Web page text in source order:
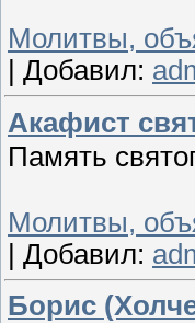
Молитвы,
Добавил:
Акафист
Память
Молитвы,
| Добавил:
Борис